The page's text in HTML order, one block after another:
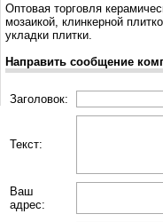
Оптовая торговля
мозаикой, клинкерной
укладки плитки.
Направить сообщение
Заголовок:
Текст:
Ваш
адрес: